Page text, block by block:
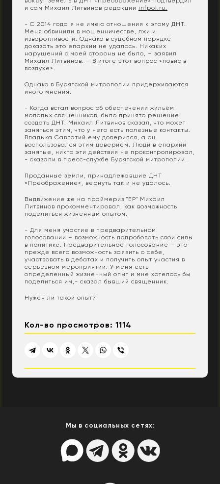
и сам Михаил Литвинов редакции infpol.ru.
- С 2014 года я не имею отношения к этому ДНТ.
Меня обвинили в мошенничестве, лжи и
изворотливости. Однако в судебном порядке
доказать это епархии не удалось. Никаких
нарушений с моей стороны не было, – заявил
Михаил Литвинов. – В итоге этот вопрос «повис в
воздухе».
Однако в Бурятской митрополии придерживаются
иного мнения.
- Когда встал вопрос об обеспечении жильём
молодых священников, было принято решение
создать ДНТ. Михаил Литвинов сказал, что может
заняться этим, что у него есть полезные контакты.
Владыка Савватий ему доверился, а он
воспользовался этим доверием. Люди в епархии
занятые, никто эти действия не проконтролировал,
- сказали в пресс-службе Бурятской митрополии.
Проданные земли, принадлежавшие ДНТ
«Преображение», вернуть так и не удалось.
Выдвижение же на праймериз "ЕР" Михаил
Литвинов прокомментировал, как возможность
поделиться жизненным опытом.
- Для меня участие в предварительном
голосовании – возможность попробовать свои силы
в политике. Предварительное голосование – это
прежде всего возможность заявить о себе,
участвовать в дебатах и получить опыт участия в
серьезном мероприятии. У меня есть
определенный жизненный опыт и мне хотелось бы
поделиться им,- сказал бывший священник.
Нужен ли такой опыт?
Кол-во просмотров: 1114
Мы в социальных сетях: